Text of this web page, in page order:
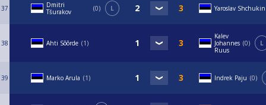
37
Dmitri
Tšurakov
0 L Yaroslav Shchukin
38 Ahti Sõõrde 1
Kalev
Johannes
Ruus
0 L
39 Marko Arula 1 Indrek Paju 0